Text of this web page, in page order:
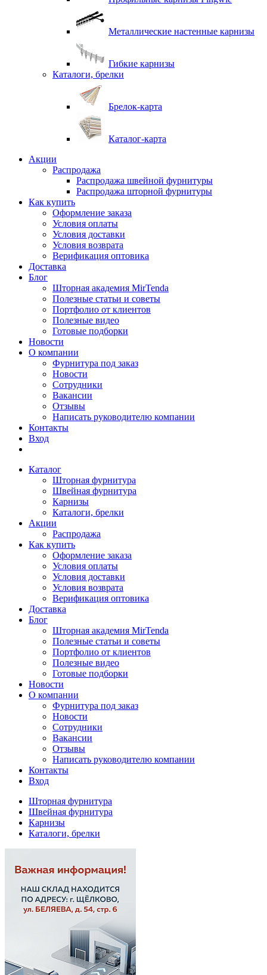
Металлические настенные карнизы
Гибкие карнизы
Каталоги, брелки
Брелок-карта
Каталог-карта
Акции
Распродажа
Распродажа швейной фурнитуры
Распродажа шторной фурнитуры
Как купить
Оформление заказа
Условия оплаты
Условия доставки
Условия возврата
Верификация оптовика
Доставка
Блог
Шторная академия MirTenda
Полезные статьи и советы
Портфолио от клиентов
Полезные видео
Готовые подборки
Новости
О компании
Фурнитура под заказ
Новости
Сотрудники
Вакансии
Отзывы
Написать руководителю компании
Контакты
Вход
Каталог
Шторная фурнитура
Швейная фурнитура
Карнизы
Каталоги, брелки
Акции
Распродажа
Как купить
Оформление заказа
Условия оплаты
Условия доставки
Условия возврата
Верификация оптовика
Доставка
Блог
Шторная академия MirTenda
Полезные статьи и советы
Портфолио от клиентов
Полезные видео
Готовые подборки
Новости
О компании
Фурнитура под заказ
Новости
Сотрудники
Вакансии
Отзывы
Написать руководителю компании
Контакты
Вход
Шторная фурнитура
Швейная фурнитура
Карнизы
Каталоги, брелки